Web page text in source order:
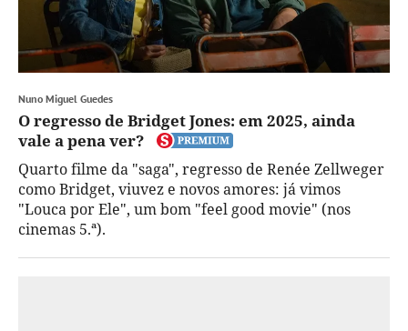
Nuno Miguel Guedes
O regresso de Bridget Jones: em 2025, ainda
vale a pena ver?
Quarto filme da "saga", regresso de Renée Zellweger
como Bridget, viuvez e novos amores: já vimos
"Louca por Ele", um bom "feel good movie" (nos
cinemas 5.ª).